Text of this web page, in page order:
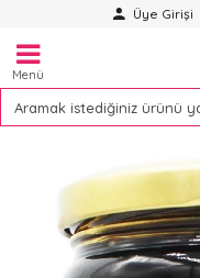
Üye Girişi
Menü